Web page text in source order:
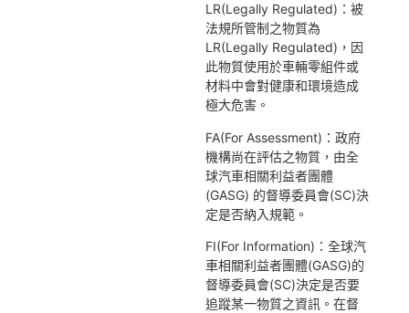
LR(Legally Regulated)：被
法規所管制之物質為
LR(Legally Regulated)，因
此物質使用於車輛零組件或
材料中會對健康和環境造成
極大危害。
FA(For Assessment)：政府
機構尚在評估之物質，由全
球汽車相關利益者團體
(GASG) 的督導委員會(SC)決
定是否納入規範。
FI(For Information)：全球汽
車相關利益者團體(GASG)的
督導委員會(SC)決定是否要
追蹤某一物質之資訊。在督